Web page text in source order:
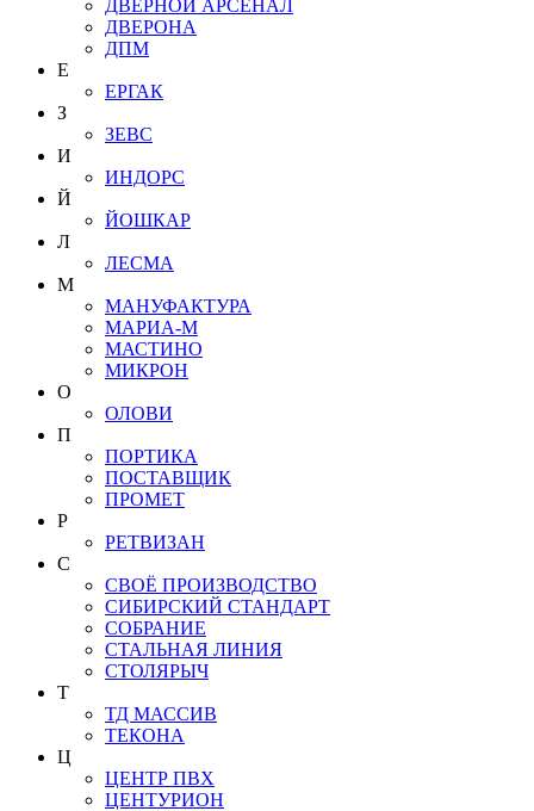
ДВЕРНОЙ АРСЕНАЛ
ДВЕРОНА
ДПМ
Е
ЕРГАК
З
ЗЕВС
И
ИНДОРС
Й
ЙОШКАР
Л
ЛЕСМА
М
МАНУФАКТУРА
МАРИА-М
МАСТИНО
МИКРОН
О
ОЛОВИ
П
ПОРТИКА
ПОСТАВЩИК
ПРОМЕТ
Р
РЕТВИЗАН
С
СВОЁ ПРОИЗВОДСТВО
СИБИРСКИЙ СТАНДАРТ
СОБРАНИЕ
СТАЛЬНАЯ ЛИНИЯ
СТОЛЯРЫЧ
Т
ТД МАССИВ
ТЕКОНА
Ц
ЦЕНТР ПВХ
ЦЕНТУРИОН